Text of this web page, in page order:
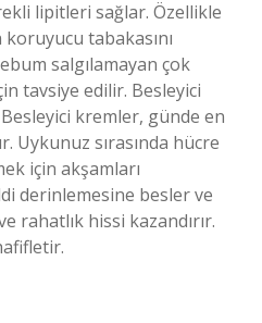
lipitleri sağlar. Özellikle
tabakasını
salgılamayan çok
tavsiye edilir. Besleyici
kremler, günde en
Uykunuz sırasında hücre
için akşamları
derinlemesine besler ve
rahatlık hissi kazandırır.